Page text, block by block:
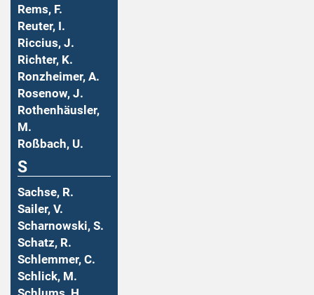
Rems, F.
Reuter, I.
Riccius, J.
Richter, K.
Ronzheimer, A.
Rosenow, J.
Rothenhäusler,
M.
Roßbach, U.
S
Sachse, R.
Sailer, V.
Scharnowski, S.
Schatz, R.
Schlemmer, C.
Schlick, M.